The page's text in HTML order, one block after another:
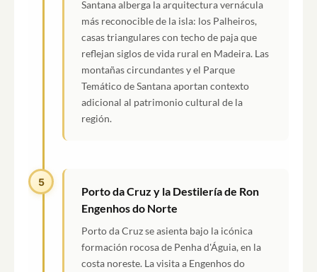
Santana alberga la arquitectura vernácula
más reconocible de la isla: los Palheiros,
casas triangulares con techo de paja que
reflejan siglos de vida rural en Madeira. Las
montañas circundantes y el Parque
Temático de Santana aportan contexto
adicional al patrimonio cultural de la
región.
5
Porto da Cruz y la Destilería de Ron
Engenhos do Norte
Porto da Cruz se asienta bajo la icónica
formación rocosa de Penha d'Águia, en la
costa noreste. La visita a Engenhos do